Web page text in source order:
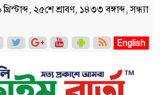
২৫শে শ্রাবণ, ১৪৩৩ বঙ্গাব্দ, সন্ধ্যা
English